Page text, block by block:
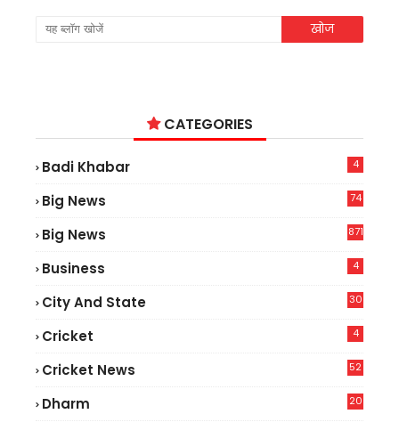
CATEGORIES
Badi Khabar 4
Big News
74
Big News 871
Business 4
City And State 30
Cricket 4
Cricket News
52
Dharm 20